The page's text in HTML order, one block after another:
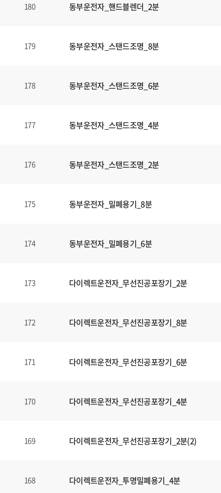
180 동부운전자_핸드블렌더_2분
179 동부운전자_스탠드조명_8분
178 동부운전자_스탠드조명_6분
177 동부운전자_스탠드조명_4분
176 동부운전자_스탠드조명_2분
175 동부운전자_밀폐용기_8분
174 동부운전자_밀폐용기_6분
173 다이렉트운전자_무선진공포장기_2분
172 다이렉트운전자_무선진공포장기_8분
171 다이렉트운전자_무선진공포장기_6분
170 다이렉트운전자_무선진공포장기_4분
169 다이렉트운전자_무선진공포장기_2분(2)
168 다이렉트운전자_투명밀폐용기_4분